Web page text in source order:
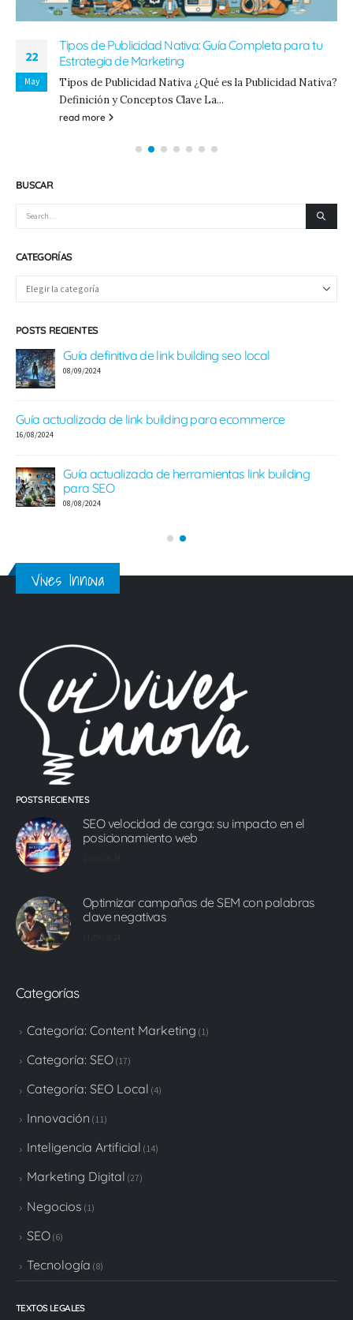
22
May
Tipos de Publicidad Nativa: Guía Completa para tu
Estrategia de Marketing
Tipos de Publicidad Nativa ¿Qué es la Publicidad Nativa?
Definición y Conceptos Clave La...
read more
BUSCAR
CATEGORÍAS
POSTS RECIENTES
Guía definitiva de link building seo local
08/09/2024
Guía actualizada de link building para ecommerce
16/08/2024
Guía actualizada de herramientas link building
para SEO
08/08/2024
Vives Innova
POSTS RECIENTES
SEO velocidad de carga: su impacto en el
posicionamiento web
Optimizar campañas de SEM con palabras
clave negativas
Categorías
Categoría: Content Marketing (1)
Categoría: SEO (17)
Categoría: SEO Local (4)
Innovación (11)
Inteligencia Artificial (14)
Marketing Digital (27)
Negocios (1)
SEO (6)
Tecnología (8)
TEXTOS LEGALES